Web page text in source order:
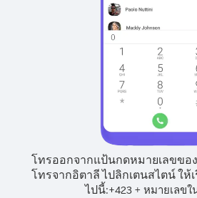
โทรออกจากแป้นกดหมายเลขขอ
โทรจากอิตาลี ไปลิกเตนสไตน์ ให้
ไปนี้:+423+ หมายเลขใ